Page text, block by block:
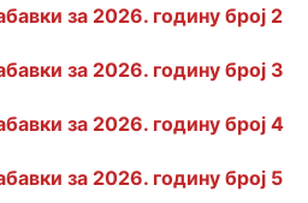
за 2026. годину број 2
за 2026. годину број 3
за 2026. годину број 4
за 2026. годину број 5